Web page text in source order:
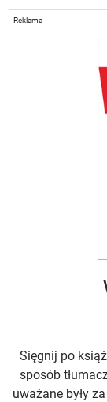
Reklama
Sięgnij po
sposób
uważane były